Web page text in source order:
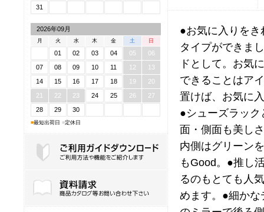
31
2026年09月
月 火 水 木 金 土 日
01 02 03 04 05
06
07
08 09 10 11 12
13
14
15 16 17 18 19
20
21
22 23 24 25 26
27
28
29 30
■最短出荷日 ■定休日
●お気に入りを
タイプができま
ドとして。お気
できることはア
置けば、お気に
●シューズラッ
面・側面も美し
内側はグリーン
もGood。●推し
るのもとても人
めます。●細かな